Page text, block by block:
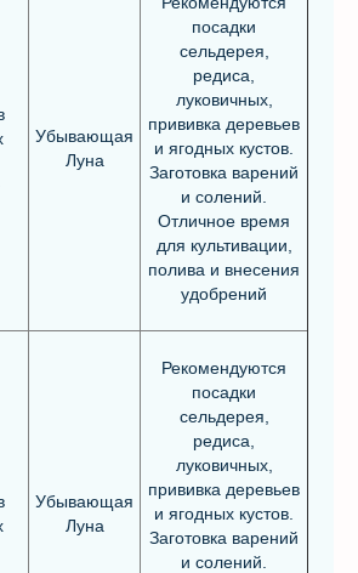
Убывающая
Луна
посадки
сельдерея,
редиса,
луковичных,
прививка деревьев
и ягодных кустов.
Заготовка варений
и солений.
Отличное время
для культивации,
полива и внесения
удобрений
Убывающая
Луна
Рекомендуются
посадки
сельдерея,
редиса,
луковичных,
прививка деревьев
и ягодных кустов.
Заготовка варений
и солений.